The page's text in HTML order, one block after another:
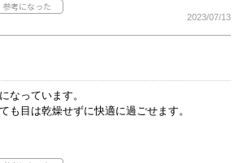
2023/07/13
なっています。
も目は乾燥せずに快適に過ごせます。